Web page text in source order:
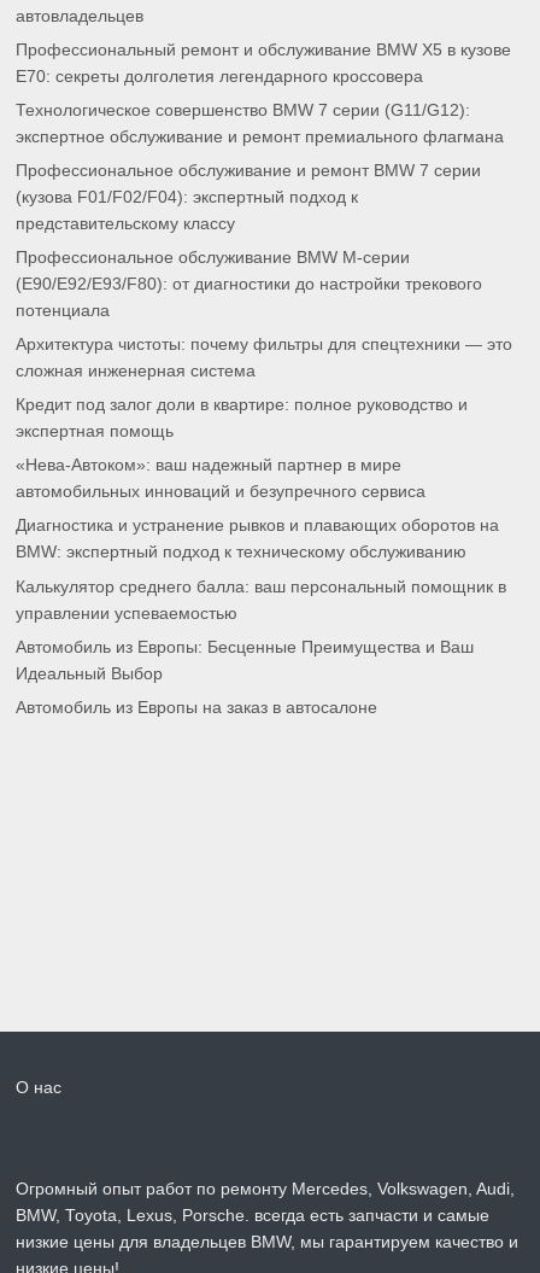
автовладельцев
Профессиональный ремонт и обслуживание BMW X5 в кузове
E70: секреты долголетия легендарного кроссовера
Технологическое совершенство BMW 7 серии (G11/G12):
экспертное обслуживание и ремонт премиального флагмана
Профессиональное обслуживание и ремонт BMW 7 серии
(кузова F01/F02/F04): экспертный подход к
представительскому классу
Профессиональное обслуживание BMW M-серии
(E90/E92/E93/F80): от диагностики до настройки трекового
потенциала
Архитектура чистоты: почему фильтры для спецтехники — это
сложная инженерная система
Кредит под залог доли в квартире: полное руководство и
экспертная помощь
«Нева-Автоком»: ваш надежный партнер в мире
автомобильных инноваций и безупречного сервиса
Диагностика и устранение рывков и плавающих оборотов на
BMW: экспертный подход к техническому обслуживанию
Калькулятор среднего балла: ваш персональный помощник в
управлении успеваемостью
Автомобиль из Европы: Бесценные Преимущества и Ваш
Идеальный Выбор
Автомобиль из Европы на заказ в автосалоне
О нас
Огромный опыт работ по ремонту Mercedes, Volkswagen, Audi,
BMW, Toyota, Lexus, Porsche. всегда есть запчасти и самые
низкие цены для владельцев BMW, мы гарантируем качество и
низкие цены!